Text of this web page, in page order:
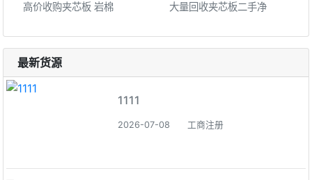
高价收购夹芯板 岩棉 大量回收夹芯板二手净
最新货源
1111
2026-07-08 工商注册